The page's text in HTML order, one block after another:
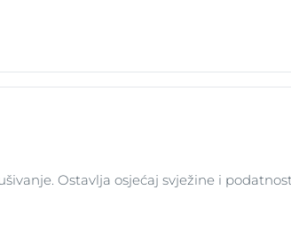
Ostavlja osjećaj svježine i